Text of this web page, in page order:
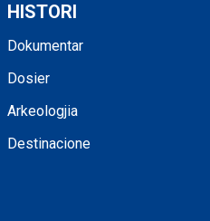
HISTORI
Dokumentar
Dosier
Arkeologjia
Destinacione